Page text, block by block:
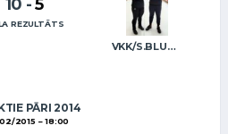
VKK/S.BLUMBERGA-BĒRZIŅA A.BREMANIS
10 -5
REZULTĀTS
PĀRI 2014
2015 18:00